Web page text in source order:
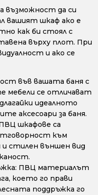
възможност да си
вашият шкаф ако е
как би стоял с
върху плот. При
и ако се
във вашата баня с
се отличават
идеалното
аксесоари за баня.
шкафове са
към
стилен външен вид
ПВЦ материалът
което го прави
поддръжка го